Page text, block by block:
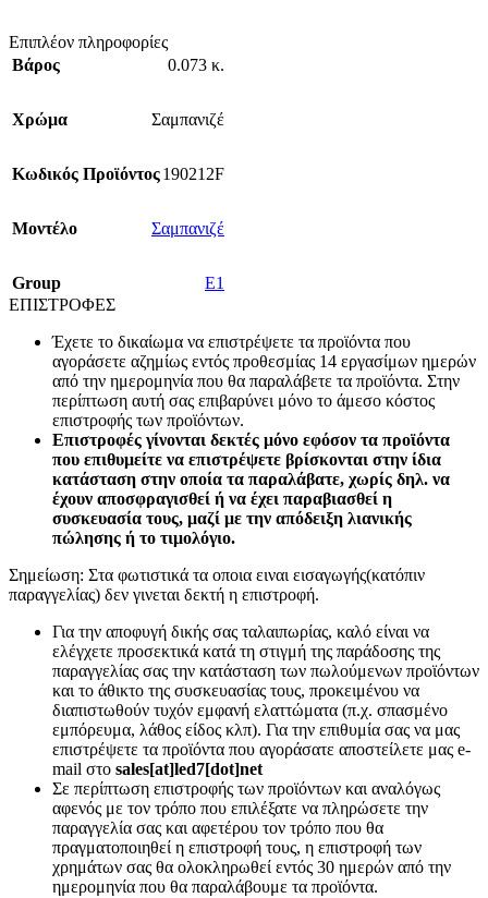
Επιπλέον πληροφορίες
Βάρος
0.073 κ.
Χρώμα Σαμπανιζέ
Κωδικός Προϊόντος190212F
Mοντέλο Σαμπανιζέ
Group
E1
ΕΠΙΣΤΡΟΦΕΣ
Έχετε το δικαίωμα να επιστρέψετε τα προϊόντα που
αγοράσετε αζημίως εντός προθεσμίας 14 εργασίμων ημερών
από την ημερομηνία που θα παραλάβετε τα προϊόντα. Στην
περίπτωση αυτή σας επιβαρύνει μόνο το άμεσο κόστος
επιστροφής των προϊόντων.
Επιστροφές γίνονται δεκτές μόνο εφόσον τα προϊόντα
που επιθυμείτε να επιστρέψετε βρίσκονται στην ίδια
κατάσταση στην οποία τα παραλάβατε, χωρίς δηλ. να
έχουν αποσφραγισθεί ή να έχει παραβιασθεί η
συσκευασία τους, μαζί με την απόδειξη λιανικής
πώλησης ή το τιμολόγιο.
Σημείωση: Στα φωτιστικά τα οποια ειναι εισαγωγής(κατόπιν
παραγγελίας) δεν γινεται δεκτή η επιστροφή.
Για την αποφυγή δικής σας ταλαιπωρίας, καλό είναι να
ελέγχετε προσεκτικά κατά τη στιγμή της παράδοσης της
παραγγελίας σας την κατάσταση των πωλούμενων προϊόντων
και το άθικτο της συσκευασίας τους, προκειμένου να
διαπιστωθούν τυχόν εμφανή ελαττώματα (π.χ. σπασμένο
εμπόρευμα, λάθος είδος κλπ). Για την επιθυμία σας να μας
επιστρέψετε τα προϊόντα που αγοράσατε αποστείλετε μας e-
mail στο sales[at]led7[dot]net
Σε περίπτωση επιστροφής των προϊόντων και αναλόγως
αφενός με τον τρόπο που επιλέξατε να πληρώσετε την
παραγγελία σας και αφετέρου τον τρόπο που θα
πραγματοποιηθεί η επιστροφή τους, η επιστροφή των
χρημάτων σας θα ολοκληρωθεί εντός 30 ημερών από την
ημερομηνία που θα παραλάβουμε τα προϊόντα.